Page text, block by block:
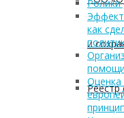
и
Реестр
Ролики
как
Оценка